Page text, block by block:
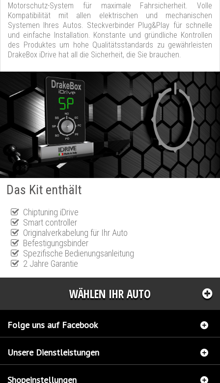
Motorschutz-System für maximale Fahrsicherheit. Volle
Kompatibilität mit allen elektrischen und mechanischen
Systemen Ihres Autos. Steckverbinder Plug&Play für schnelle
und einfache Installation. Konstante und gründliche Kontrollen
des Produktes um hohe Qualitätsstandards zu gewährleisten
DrakeBox iDrive hat all die Sicherheit, die Sie brauchen.
Das Kit enthält
Chiptuning iDrive
Smart controller
Originalverkabelung für Ihr Auto
Befestigungsbinder
Spezifische Bedienungsanleitung
2 Jahre Garantie
WÄHLEN IHR AUTO
Folge uns auf Facebook
Unsere Dienstleistungen
Shopeinstellungen